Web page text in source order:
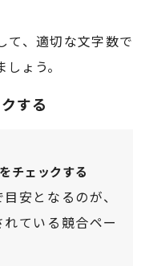
て、適切な文字数で
ょう。
する
チェックする
安となるのが、
ている競合ペー